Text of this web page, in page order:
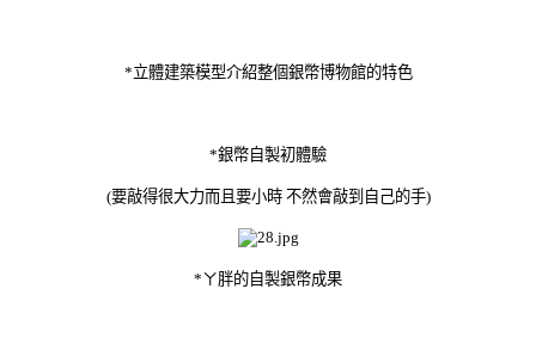
*立體建築模型介紹整個銀幣博物館的特色
*銀幣自製初體驗
(要敲得很大力而且要小時 不然會敲到自己的手)
*ㄚ胖的自製銀幣成果